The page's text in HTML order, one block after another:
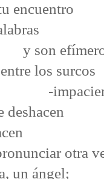
encuentro
los surcos
deshacen
otra
un ángel;